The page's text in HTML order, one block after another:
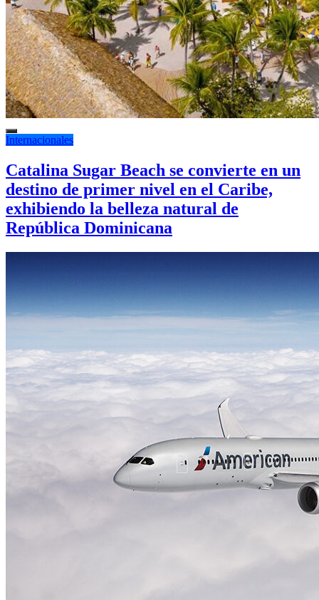
Internacionales
Catalina Sugar Beach se convierte en un
destino de primer nivel en el Caribe,
exhibiendo la belleza natural de
República Dominicana